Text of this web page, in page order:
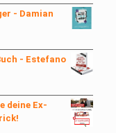
- Damian
- Estefano
deine Ex-